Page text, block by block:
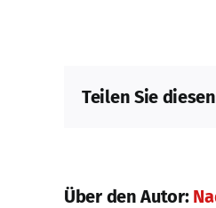
Teilen Sie
Über den Autor: